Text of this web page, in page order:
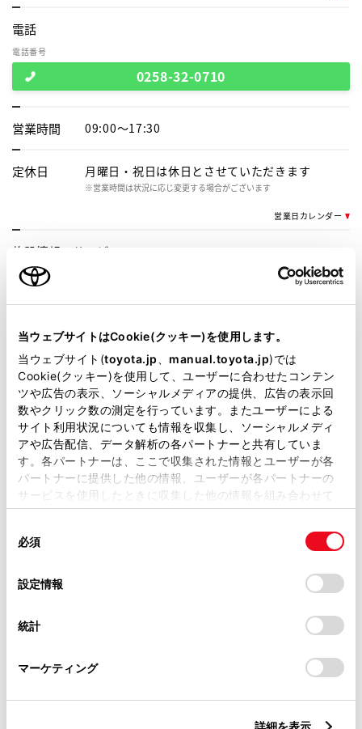
当ウェブサイトはCookie(クッキー)を使用します。
当ウェブサイト(toyota.jp manual.toyota.jp)では
Cookie(クッキー)を使用して、ユーザーに合わせたコンテン
ツや広告の表示、ソーシャルメディアの提供、広告の表示回
数やクリック数の測定を行っています。またユーザーによる
サイト利用状況についても情報を収集し、ソーシャルメディ
アや広告配信、データ解析の各パートナーと共有していま
す。各パートナーは、ここで収集された情報とユーザーが各
パートナーに提供した他の情報、ユーザーが各パートナーの
サービスを使用したときに収集した他の情報を組み合わせて
使用することがあります。当ウェブサイトの使用を続行する
デバイスにすべてのCookie(クッキー)が保存されることに同
意したことになります。Cookie(クッキー)のオプトアウト、
設定の変更、同意を撤回したりするにあたっては、当社の
「Cookie（クッキー）情報の取り扱いについて
」をご覧くだ
必須
設定情報
統計
マーケティング
詳細を表示
電話
電話番号
0258-32-0710
営業時間 09:00～17:30
定休日 月曜日・祝日は休日とさせていただきます
※営業時間は状況に応じ変更する場合がございます
営業日カレンダー
施設情報・ サービス
車検・整備・メンテナンス取
U-car(中古車)取扱店
介助専門士のいるお店 WiFi
この販売店のウェブサイトはこちら
営業日カレンダー